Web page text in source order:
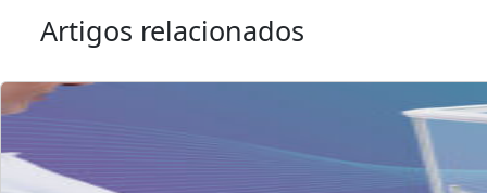
Artigos relacionados